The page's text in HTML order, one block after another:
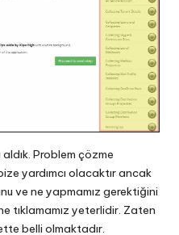
aldık. Problem çözme
yardımcı olacaktır ancak
ve ne yapmamız gerektiğini
tıklamamız yeterlidir. Zaten
belli olmaktadır.